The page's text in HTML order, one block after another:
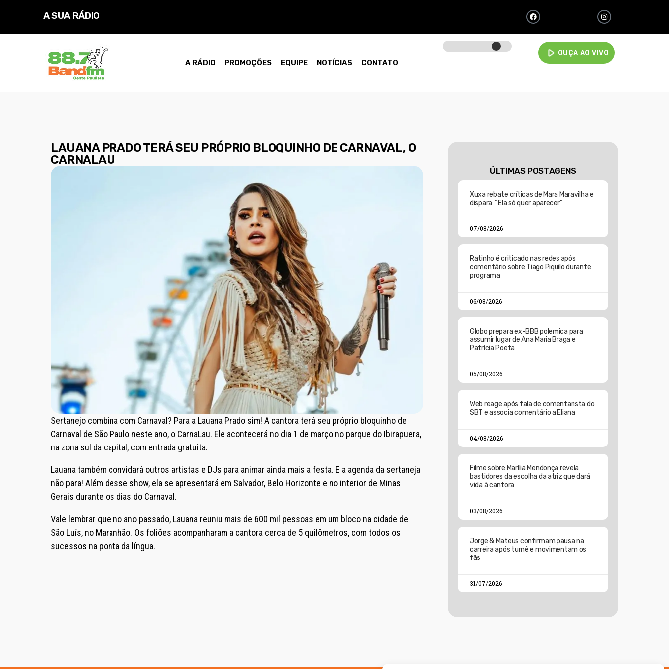
A SUA RÁDIO
A RÁDIO PROMOÇÕES EQUIPE NOTÍCIAS CONTATO
play_arrow OUÇA AO VIVO
LAUANA PRADO TERÁ SEU PRÓPRIO BLOQUINHO DE CARNAVAL, O
CARNALAU
Sertanejo combina com Carnaval? Para a Lauana Prado sim! A cantora terá seu próprio bloquinho de
Carnaval de São Paulo neste ano, o CarnaLau. Ele acontecerá no dia 1 de março no parque do Ibirapuera,
na zona sul da capital, com entrada gratuita.
Lauana também convidará outros artistas e DJs para animar ainda mais a festa. E a agenda da sertaneja
não para! Além desse show, ela se apresentará em Salvador, Belo Horizonte e no interior de Minas
Gerais durante os dias do Carnaval.
Vale lembrar que no ano passado, Lauana reuniu mais de 600 mil pessoas em um bloco na cidade de
São Luís, no Maranhão. Os foliões acompanharam a cantora cerca de 5 quilômetros, com todos os
sucessos na ponta da língua.
ÚLTIMAS POSTAGENS
Xuxa rebate críticas de Mara Maravilha e
dispara: “Ela só quer aparecer”
07/08/2026
Ratinho é criticado nas redes após
comentário sobre Tiago Piquilo durante
programa
06/08/2026
Globo prepara ex-BBB polemica para
assumir lugar de Ana Maria Braga e
Patrícia Poeta
05/08/2026
Web reage após fala de comentarista do
SBT e associa comentário a Eliana
04/08/2026
Filme sobre Marília Mendonça revela
bastidores da escolha da atriz que dará
vida à cantora
03/08/2026
Jorge & Mateus confirmam pausa na
carreira após turnê e movimentam os
fãs
31/07/2026